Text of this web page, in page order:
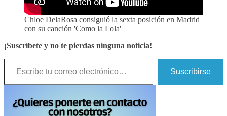
Chloe DelaRosa consiguió la sexta posición en Madrid
con su canción 'Como la Lola'
¡Suscríbete y no te pierdas ninguna noticia!
Escribe tu correo electrónico…
Suscribirse